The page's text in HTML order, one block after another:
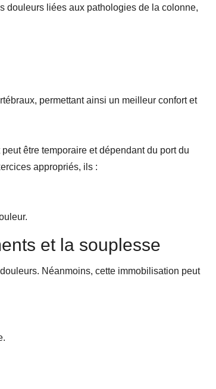
douleurs liées aux pathologies de la colonne,
permettant ainsi un meilleur confort et
être temporaire et dépendant du port du
appropriés, ils :
et la souplesse
Néanmoins, cette immobilisation peut